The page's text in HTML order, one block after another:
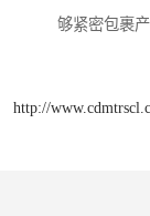
够紧密包裹
http://